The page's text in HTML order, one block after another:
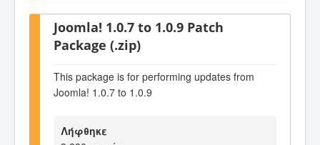
Joomla! 1.0.7 to 1.0.9 Patch
Package (.zip)
This package is for performing updates from
Joomla! 1.0.7 to 1.0.9
Λήφθηκε